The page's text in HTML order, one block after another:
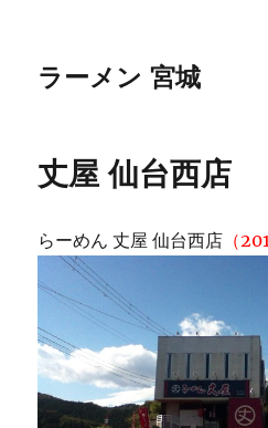
ラーメン 宮城
丈屋 仙台西店
らーめん 丈屋 仙台西店 （